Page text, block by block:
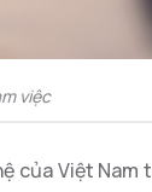
việc
của Việt Nam